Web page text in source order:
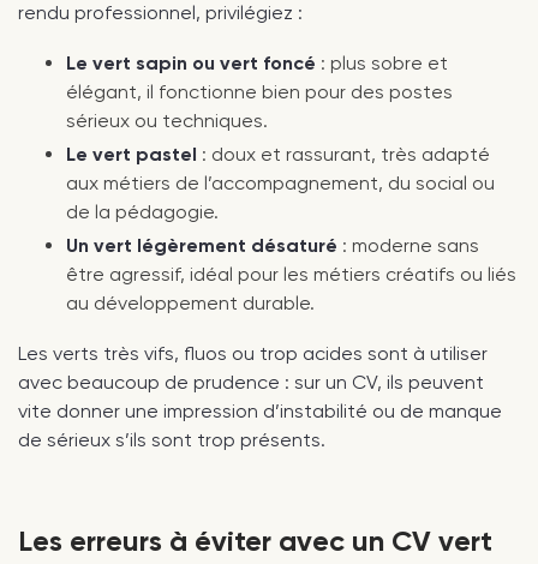
rendu professionnel, privilégiez :
Le vert sapin ou vert foncé : plus sobre et
élégant, il fonctionne bien pour des postes
sérieux ou techniques.
Le vert pastel : doux et rassurant, très adapté
aux métiers de l’accompagnement, du social ou
de la pédagogie.
Un vert légèrement désaturé : moderne sans
être agressif, idéal pour les métiers créatifs ou liés
au développement durable.
Les verts très vifs, fluos ou trop acides sont à utiliser
avec beaucoup de prudence : sur un CV, ils peuvent
vite donner une impression d’instabilité ou de manque
de sérieux s’ils sont trop présents.
Les erreurs à éviter avec un CV vert